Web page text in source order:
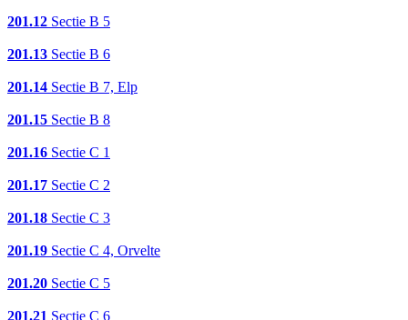
201.12 Sectie B 5
201.13 Sectie B 6
201.14 Sectie B 7, Elp
201.15 Sectie B 8
201.16 Sectie C 1
201.17 Sectie C 2
201.18 Sectie C 3
201.19 Sectie C 4, Orvelte
201.20 Sectie C 5
201.21 Sectie C 6